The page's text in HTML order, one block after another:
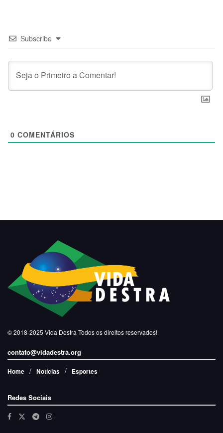
Subscribe
0 COMENTÁRIOS
© 2018-2025 Vida Destra Todos os direitos reservados!
contato@vidadestra.org
Home Notícias Esportes
Redes Sociais